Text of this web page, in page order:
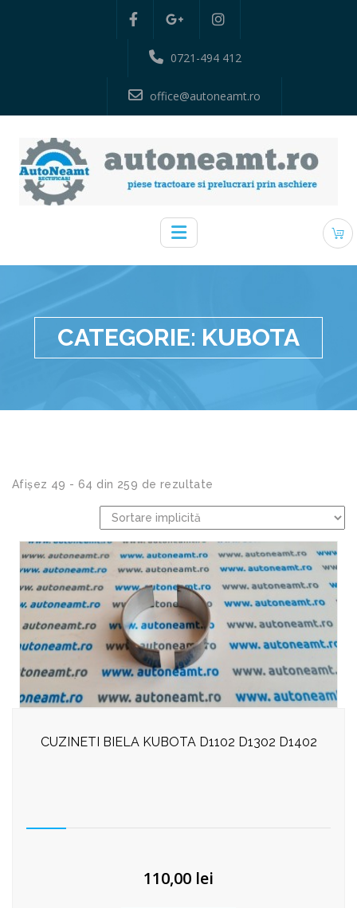
0721-494 412
office@autoneamt.ro
CATEGORIE: KUBOTA
Afișez 49 - 64 din 259 de rezultate
CUZINETI BIELA KUBOTA D1102 D1302 D1402
110,00 lei